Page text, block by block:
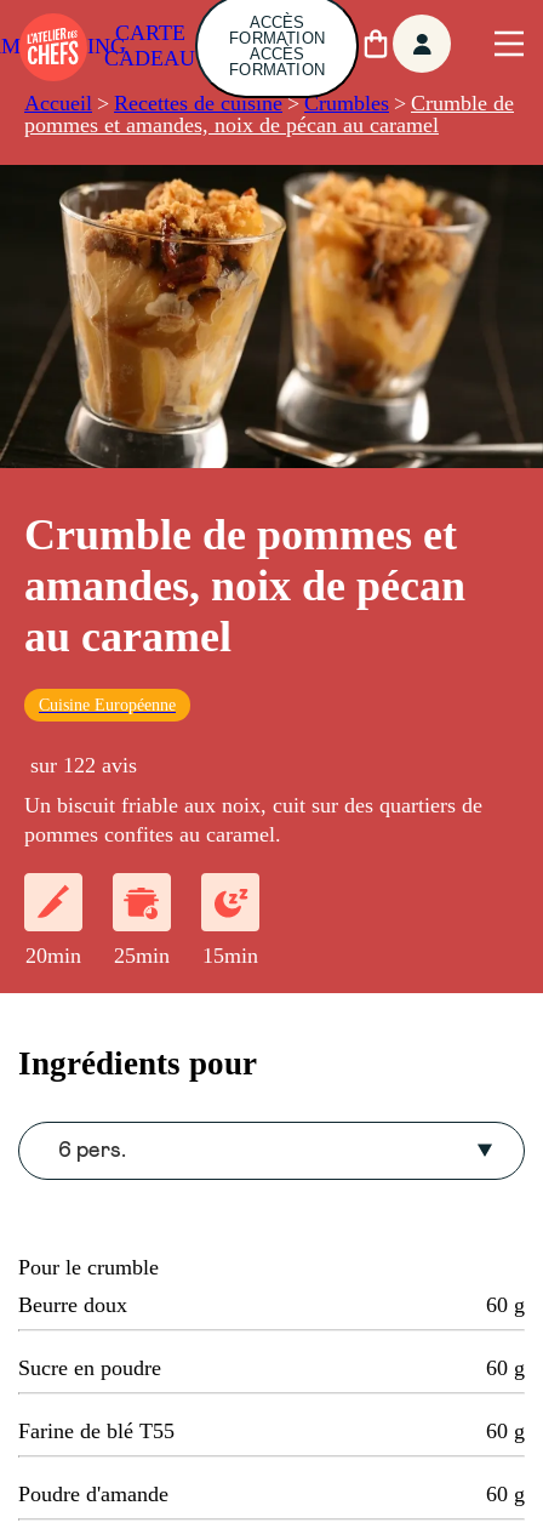
CARTE
CADEAU
ACCÈS
FORMATION
ACCÈS
FORMATION
Accueil > Recettes de cuisine > Crumbles > Crumble de
pommes et amandes, noix de pécan au caramel
Crumble de pommes et
amandes, noix de pécan
au caramel
Cuisine Européenne
sur 122 avis
Un biscuit friable aux noix, cuit sur des quartiers de
pommes confites au caramel.
20min 25min 15min
Ingrédients pour
6 pers.
Pour le crumble
Beurre doux
60 g
Sucre en poudre 60 g
Farine de blé T55 60 g
Poudre d'amande 60 g